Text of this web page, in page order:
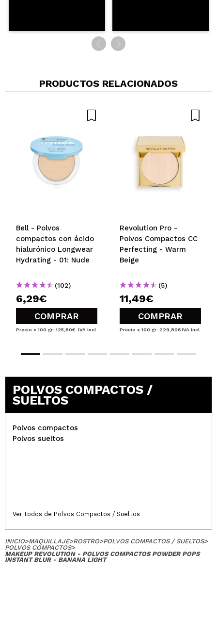
PRODUCTOS RELACIONADOS
Bell - Polvos
compactos con ácido
hialurónico Longwear
Hydrating - 01: Nude
(102)
6,29€
COMPRAR
Precio x 100 gr: 125,80€ IVA Incl.
Revolution Pro -
Polvos Compactos CC
Perfecting - Warm
Beige
(5)
11,49€
COMPRAR
Precio x 100 gr: 229,80€IVA Incl.
POLVOS COMPACTOS /
SUELTOS
Polvos compactos
Polvos sueltos
Ver todos de Polvos Compactos / Sueltos
INICIO>MAQUILLAJE>ROSTRO>POLVOS COMPACTOS / SUELTOS>
POLVOS COMPACTOS>
MAKEUP REVOLUTION - POLVOS COMPACTOS POWDER POPS
INSTANT BLUR - BANANA LIGHT